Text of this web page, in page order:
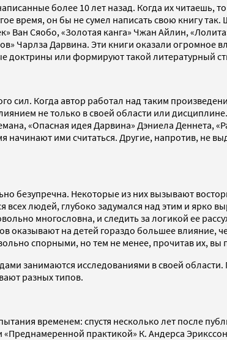
более 10 лет назад. Когда их
время, он бы не сумел написать свою книгу
Ван Сяобо, «Золотая канга» Чжан Айлин,
Чарлза Дарвина. Эти книги оказали огромное
или формируют такой литературный
сил. Когда автор работал над таким
не только в своей области или
«Опасная идея Дарвина» Дэниела Деннета,
ими считаться. Другие, напротив, не
безупречна. Некоторые из них вызывают
всех людей, глубоко задумался над этим и
многословна, и следить за логикой ее
оказывают на детей гораздо большее
спорными, но тем не менее, прочитав их, вы
занимаются исследованиями в своей
разных типов.
временем: спустя несколько лет после
практикой» К. Андерса